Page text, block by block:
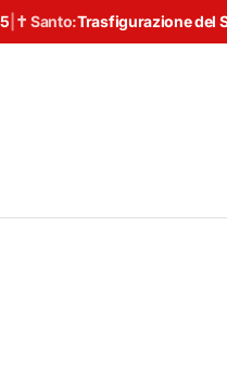
✝ Santo:Trasfigurazione del